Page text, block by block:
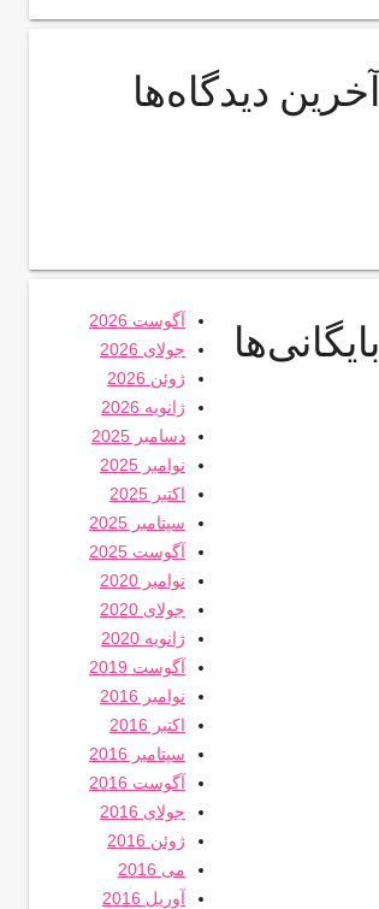
آخرین دیدگاه‌ها
بایگانی‌ها
آگوست 2026
جولای 2026
ژوئن 2026
ژانویه 2026
دسامبر 2025
نوامبر 2025
اکتبر 2025
سپتامبر 2025
آگوست 2025
نوامبر 2020
جولای 2020
ژانویه 2020
آگوست 2019
نوامبر 2016
اکتبر 2016
سپتامبر 2016
آگوست 2016
جولای 2016
ژوئن 2016
می 2016
آوریل 2016